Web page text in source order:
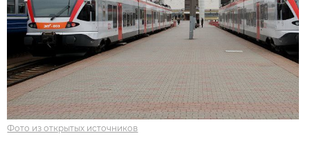
Фото из открытых источников